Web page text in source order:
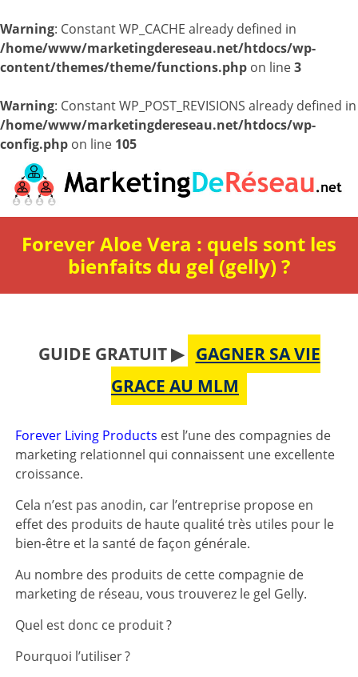
Warning: Constant WP_CACHE already defined in
/home/www/marketingdereseau.net/htdocs/wp-
content/themes/theme/functions.php on line3
Warning: Constant WP_POST_REVISIONS already defined in
/home/www/marketingdereseau.net/htdocs/wp-
config.php on line 105
Forever Aloe Vera : quels sont les
bienfaits du gel (gelly) ?
GUIDE GRATUIT ▶ GAGNER SA VIE
GRACE AU MLM
Forever Living Products est l’une des compagnies de
marketing relationnel qui connaissent une excellente
croissance.
Cela n’est pas anodin, car l’entreprise propose en
effet des produits de haute qualité très utiles pour le
bien-être et la santé de façon générale.
Au nombre des produits de cette compagnie de
marketing de réseau, vous trouverez le gel Gelly.
Quel est donc ce produit ?
Pourquoi l’utiliser ?